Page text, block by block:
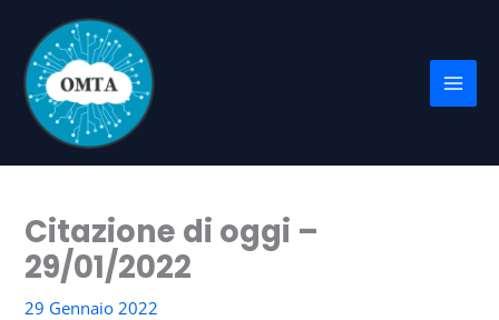
contenuto
Citazione di oggi –
29/01/2022
29 Gennaio 2022